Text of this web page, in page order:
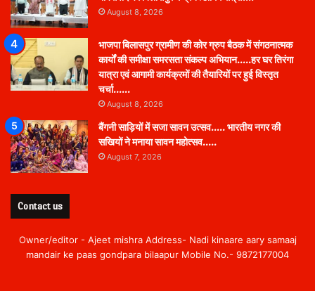
August 8, 2026
भाजपा बिलासपुर ग्रामीण की कोर ग्रुप बैठक में संगठनात्मक
कार्यों की समीक्षा समरसता संकल्प अभियान…..हर घर तिरंगा
यात्रा एवं आगामी कार्यक्रमों की तैयारियों पर हुई विस्तृत
चर्चा……
August 8, 2026
बैंगनी साड़ियों में सजा सावन उत्सव….. भारतीय नगर की
सखियों ने मनाया सावन महोत्सव…..
August 7, 2026
Contact us
Owner/editor - Ajeet mishra Address- Nadi kinaare aary samaaj
mandair ke paas gondpara bilaapur Mobile No.- 9872177004